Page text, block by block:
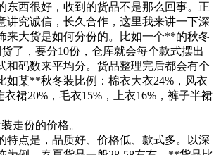
东西很好，收到的货品不是那么回事。正
讲究诚信，长久合作，这里我来讲一下深
来大货是如何分份的。比如一个**的秋冬
了，要分10份，仓库就会每个款式摆出
和码数来平均分。货品整理完后都会有个
如某**秋冬装比例：棉衣大衣24%，风衣
衣裙20%，毛衣15%，上衣16%，裤子半裙
走份的价格。
特点是，品质好、价格低、款式多。以深